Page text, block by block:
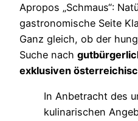
Apropos „Schmaus“:
gastronomische Seite
Ganz gleich, ob der
Suche nach
exklusiven
In Anbetracht des
kulinarischen